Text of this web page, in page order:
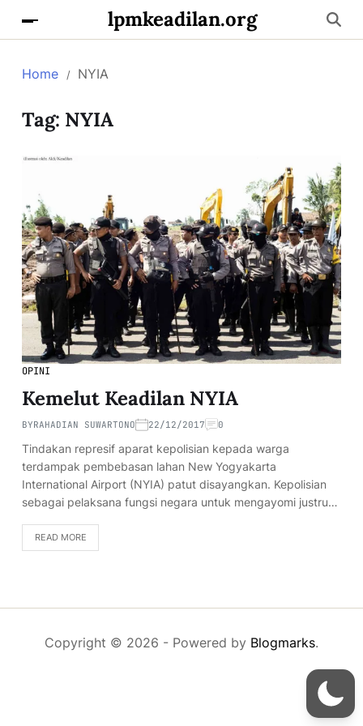
lpmkeadilan.org
Home NYIA
Tag: NYIA
OPINI
Kemelut Keadilan NYIA
BYRAHADIAN SUWARTONO 22/12/2017 0
Tindakan represif aparat kepolisian kepada warga
terdampak pembebasan lahan New Yogyakarta
International Airport (NYIA) patut disayangkan. Kepolisian
sebagai pelaksana fungsi negara untuk mengayomi justru…
READ MORE
Copyright © 2026 - Powered by Blogmarks.